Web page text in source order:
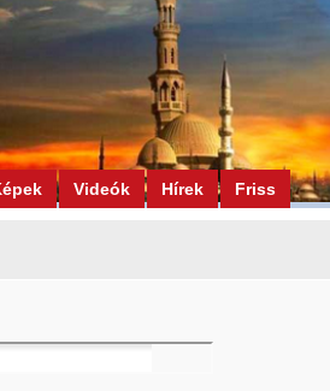
Videók Hírek Friss